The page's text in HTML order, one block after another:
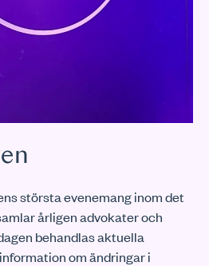
största evenemang inom det
årligen advokater och
behandlas aktuella
om ändringar i